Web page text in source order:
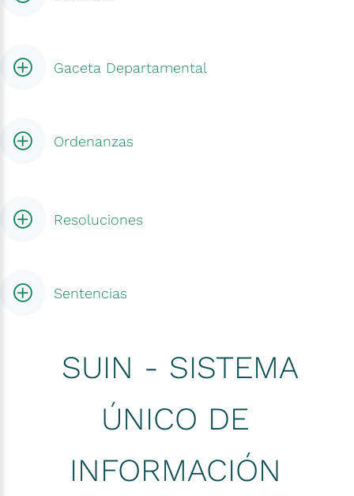
Gaceta Departamental
Ordenanzas
Resoluciones
Sentencias
SUIN - SISTEMA
ÚNICO DE
INFORMACIÓN